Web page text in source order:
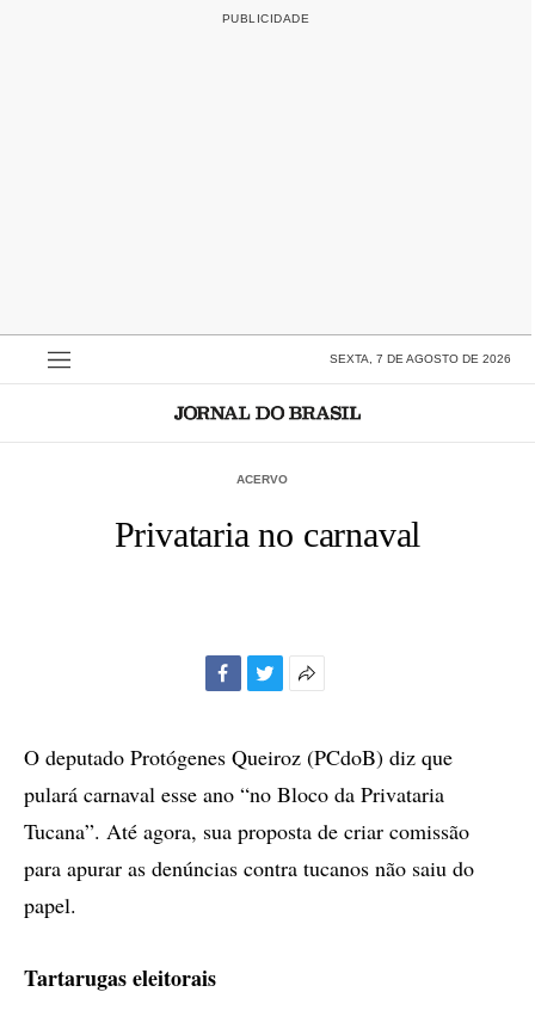
SEXTA, 7 DE AGOSTO DE 2026
ACERVO
Privataria no carnaval
compartilhamento
O deputado Protógenes Queiroz (PCdoB) diz que
pulará carnaval esse ano “no Bloco da Privataria
Tucana”. Até agora, sua proposta de criar comissão
para apurar as denúncias contra tucanos não saiu do
papel.
Tartarugas eleitorais